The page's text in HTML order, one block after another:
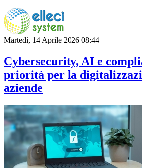
Martedì, 14 Aprile 2026 08:44
Cybersecurity, AI e
priorità per la
aziende